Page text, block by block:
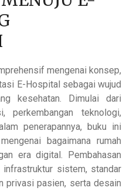
mengenai konsep,
E-Hospital sebagai wujud
kesehatan. Dimulai dari
perkembangan teknologi,
penerapannya, buku ini
bagaimana rumah
era digital. Pembahasan
sistem, standar
privasi pasien, serta desain